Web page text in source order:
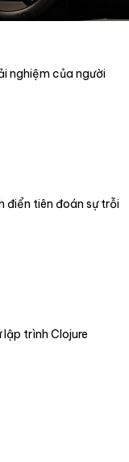
nghiệm của người
điển tiên đoán sự trỗi
trình Clojure